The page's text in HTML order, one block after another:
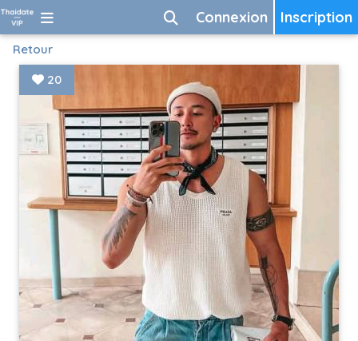
Inscription
Connexion
Retour
20